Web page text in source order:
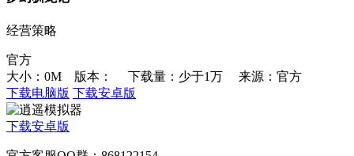
经营策略
官方
大小：0M 版本：
下载量：少于1万
来源：官方
下载电脑版 下载安卓版
下载安卓版